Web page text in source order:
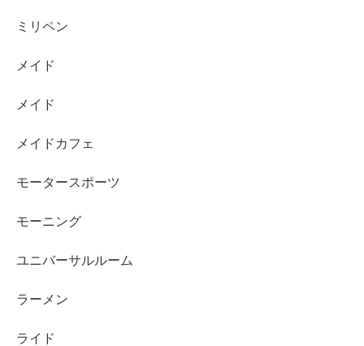
ミリペン
メイド
メイド
メイドカフェ
モータースポーツ
モーニング
ユニバーサルルーム
ラーメン
ライド